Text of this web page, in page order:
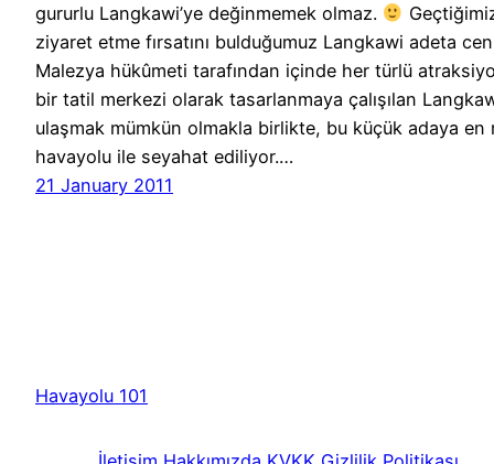
gururlu Langkawi’ye değinmemek olmaz.
ziyaret etme fırsatını bulduğumuz Langkawi adeta
Malezya hükûmeti tarafından içinde her türlü
bir tatil merkezi olarak tasarlanmaya çalışılan
ulaşmak mümkün olmakla birlikte, bu küçük adaya en
havayolu ile seyahat ediliyor.…
21 January 2011
Havayolu 101